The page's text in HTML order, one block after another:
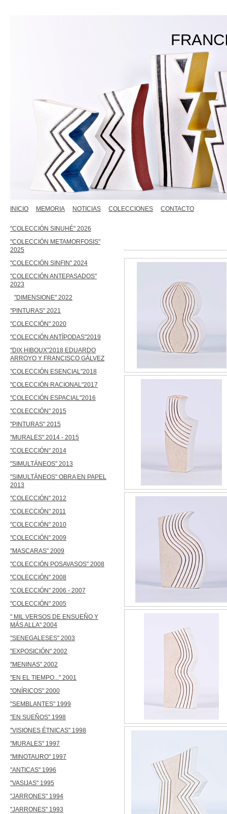
INICIO MEMORIA NOTICIAS COLECCIONES CONTACTO
"COLECCIÓN SINUHÉ" 2026
"COLECCIÓN METAMORFOSIS"
2025
"COLECCIÓN SINFIN" 2024
"COLECCIÓN ANTEPASADOS"
2023
"DIMENSIONE" 2022
"PINTURAS" 2021
"COLECCIÓN" 2020
"COLECCIÓN ANTÍPODAS"2019
"DIX HIBOUX"2018 EDUARDO
ARROYO Y FRANCISCO GÁLVEZ
"COLECCIÓN ESENCIAL"2018
"COLECCIÓN RACIONAL"2017
"COLECCIÓN ESPACIAL"2016
"COLECCIÓN" 2015
"PINTURAS" 2015
"MURALES" 2014 - 2015
"COLECCIÓN" 2014
"SIMULTÁNEOS" 2013
"SIMULTÁNEOS" OBRA EN PAPEL
2013
"COLECCIÓN" 2012
"COLECCIÓN" 2011
"COLECCIÓN" 2010
"COLECCIÓN" 2009
"MASCARAS" 2009
"COLECCIÓN POSAVASOS" 2008
"COLECCIÓN" 2008
"COLECCIÓN" 2006 - 2007
"COLECCIÓN" 2005
" MIL VERSOS DE ENSUEÑO Y
MÁS ALLA" 2004
"SENEGALESES" 2003
"EXPOSICIÓN" 2002
"MENINAS" 2002
"EN EL TIEMPO..." 2001
"ONÍRICOS" 2000
"SEMBLANTES" 1999
"EN SUEÑOS" 1998
"VISIONES ÉTNICAS" 1998
"MURALES" 1997
"MINOTAURO" 1997
"ANTICAS" 1996
"VASIJAS" 1995
"JARRONES" 1994
"JARRONES" 1993